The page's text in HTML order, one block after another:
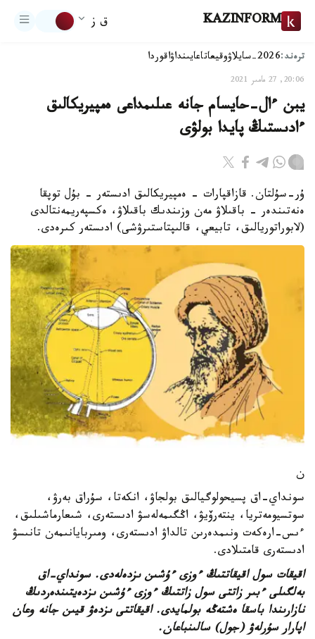
KAZINFORM ق ز
ترەند:2026-سايلاۋ وقيعاتاعايىنداۋاقوردا
20:06, 27 مامىر 2021
يبن ءال-حايسام جانە عىلىمداعى ەمپيريكالىق
ءادىستىڭ پايدا بولۋى
ۇر-سۇلتان. قازاقپارات – ەمپيريكالىق ادىستەر - بۇل توپقا
ەنەتىندەر - باقىلاۋ مەن وزىندىك باقىلاۋ، ەكسپەريمەنتالدى
(لابوراتوريالىق، تابيعي، قالىپتاستىرۋشى) ادىستەر كىرەدى.
ن
سونداي-اق پسيحولوگيالىق بولجاۋ، انكەتا، سۇراق بەرۋ،
سوتسيومەتريا، ينتەرۆيۋ، اڭگىمەلەسۋ ادىستەرى، شىعارماشىلىق،
ءىس-ارەكەت ونىمدەرىن تالداۋ ادىستەرى، ومىربايانىمەن تانىسۋ
ادىستەرى قامتىلادى.
اقيقات سول اقيقاتتىڭ ءوزى ءۇشىن ىزدەلەدى. سونداي-اق
بەلگىلى ءبىر زاتتى سول زاتتىڭ ءوزى ءۇشىن ىزدەيتىندەردىڭ
نازارىندا باسقا ەشتەڭە بولمايدى. اقيقاتتى ىزدەۋ قيىن جانە وعان
اپارار سۇرلەۋ (جول) سالىنباعان.